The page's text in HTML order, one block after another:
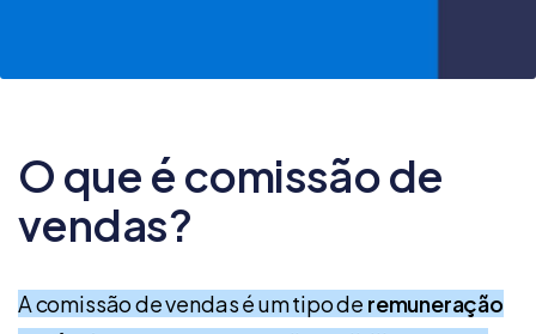
O que é comissão de
vendas?
A comissão de vendas é um tipo de remuneração